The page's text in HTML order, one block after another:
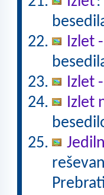
Izlet
Izlet
Izlet